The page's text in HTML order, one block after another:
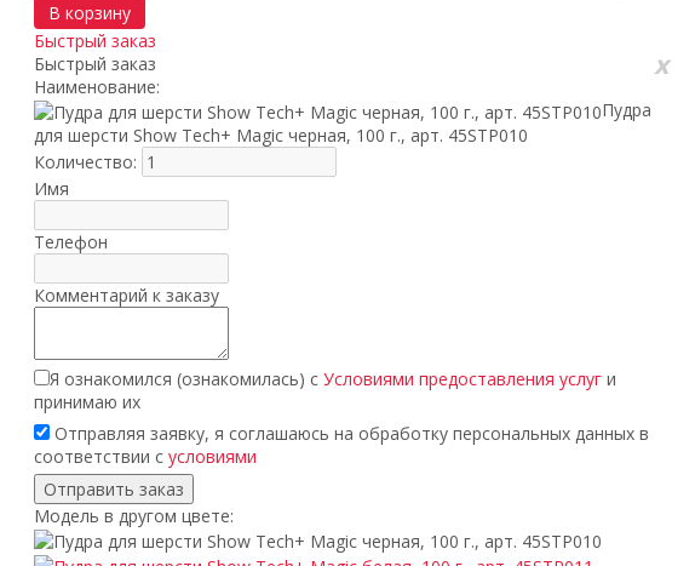
В корзину
Быстрый заказ
Быстрый заказ
x
Наименование:
Пудра
для шерсти Show Tech+ Magic черная, 100 г., арт. 45STP010
Количество:
Имя
Телефон
Комментарий к заказу
Я ознакомился (ознакомилась) с Условиями предоставления услуги
принимаю их
Отправляя заявку, я соглашаюсь на обработку персональных данных в
соответствии с условиями
Модель в другом цвете: